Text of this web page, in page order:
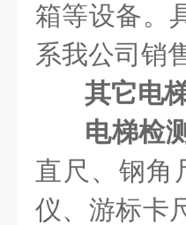
箱等设备。
系我公司销
其它电
电梯检
直尺、钢角
仪、游标卡